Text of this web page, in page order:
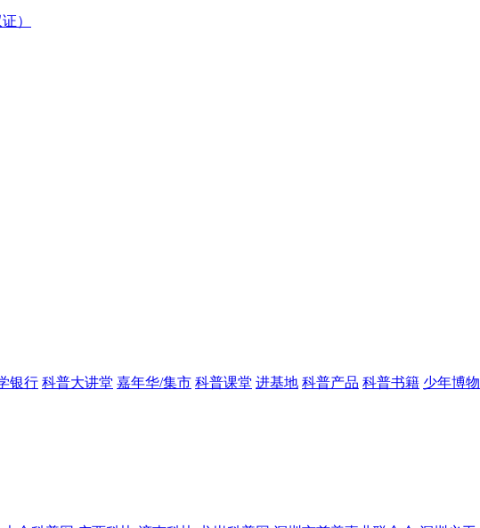
）
银行 科普大讲堂 嘉年华/集市 科普课堂 进基地 科普产品 科普书籍 少年博物